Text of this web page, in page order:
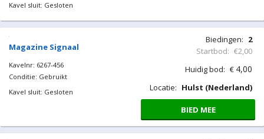
Kavel sluit: Gesloten
Magazine Signaal
Kavelnr: 6267-456
Conditie: Gebruikt
Kavel sluit: Gesloten
Biedingen: 2
Startbod: €2,00
Huidig bod: € 4,00
Locatie: Hulst (Nederland)
BIED MEE